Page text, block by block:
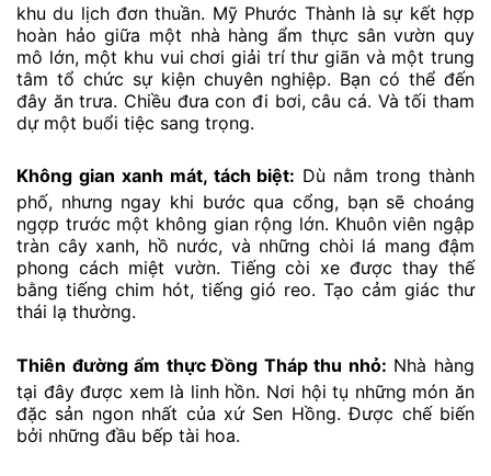
khu du lịch đơn thuần. Mỹ Phước Thành là sự kết hợp
hoàn hảo giữa một nhà hàng ẩm thực sân vườn quy
mô lớn, một khu vui chơi giải trí thư giãn và một trung
tâm tổ chức sự kiện chuyên nghiệp. Bạn có thể đến
đây ăn trưa. Chiều đưa con đi bơi, câu cá. Và tối tham
dự một buổi tiệc sang trọng.
Không gian xanh mát, tách biệt: Dù nằm trong thành
phố, nhưng ngay khi bước qua cổng, bạn sẽ choáng
ngợp trước một không gian rộng lớn. Khuôn viên ngập
tràn cây xanh, hồ nước, và những chòi lá mang đậm
phong cách miệt vườn. Tiếng còi xe được thay thế
bằng tiếng chim hót, tiếng gió reo. Tạo cảm giác thư
thái lạ thường.
Thiên đường ẩm thực Đồng Tháp thu nhỏ: Nhà hàng
tại đây được xem là linh hồn. Nơi hội tụ những món ăn
đặc sản ngon nhất của xứ Sen Hồng. Được chế biến
bởi những đầu bếp tài hoa.